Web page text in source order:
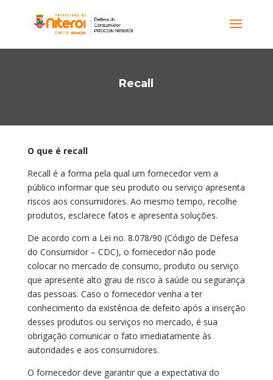
Recall
O que é recall
Recall é a forma pela qual um fornecedor vem a
público informar que seu produto ou serviço apresenta
riscos aos consumidores. Ao mesmo tempo, recolhe
produtos, esclarece fatos e apresenta soluções.
De acordo com a Lei no. 8.078/90 (Código de Defesa
do Consumidor – CDC), o fornecedor não pode
colocar no mercado de consumo, produto ou serviço
que apresente alto grau de risco à saúde ou segurança
das pessoas. Caso o fornecedor venha a ter
conhecimento da existência de defeito após a inserção
desses produtos ou serviços no mercado, é sua
obrigação comunicar o fato imediatamente às
autoridades e aos consumidores.
O fornecedor deve garantir que a expectativa do